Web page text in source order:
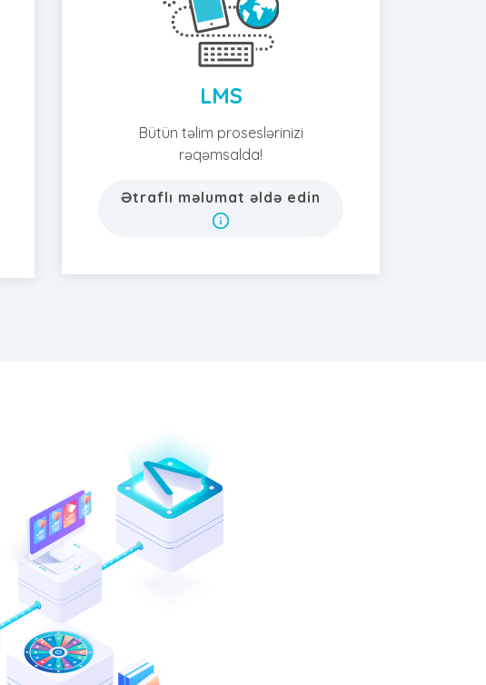
LMS
Bütün təlim proseslərinizi
rəqəmsalda!
Ətraflı məlumat əldə edin